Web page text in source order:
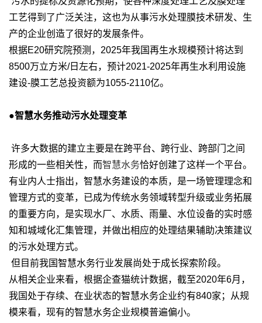
工艺得到了广泛关注，这也为从事污水处理膜技术研发、生
产的企业创造了很好的发展条件。
根据E20研究院预测，2025年我国再生水规模预计将达到
8500万立方米/日左右，预计2021-2025年再生水利用设施
建设-膜工艺总投资额为1055-2110亿。
●智慧水务推动污水处理变革
许多大数据的建立主要是在跨平台、跨行业、跨部门之间
形成的一些相关性，而智慧水务恰好创建了这样一个平台。
有业内人士指出，智慧水务建设的本质，是一场管理理念和
管理方式的变革，已成为传统水务领域转型升级或业务拓展
的重要方向，是实现水厂、水质、雨量、水位设备的实时感
知和城域化汇集管理，并做出相应的处理结果辅助决策建议
的污水处理方式。
但目前我国智慧水务行业发展尚处于成长探索阶段。
从相关企业来看，根据企查猫统计数据，截至2020年6月，
我国处于存续、在业状态的智慧水务企业约有840家；从规
模来看，现有的智慧水务企业规模普遍偏小。